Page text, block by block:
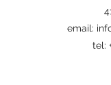
email:
tel: